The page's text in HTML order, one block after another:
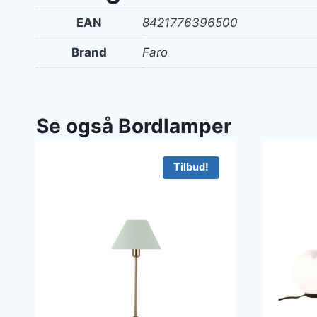
EAN 8421776396500
Brand Faro
Se også Bordlamper
Tilbud!